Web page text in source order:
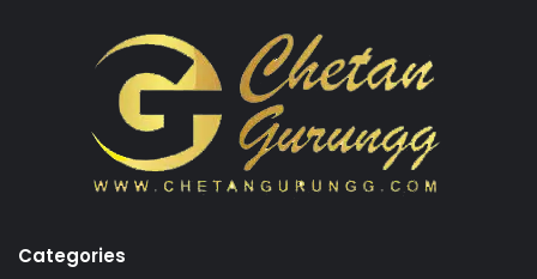
Categories